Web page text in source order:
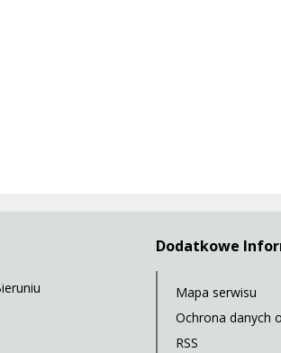
Dodatkowe
Mapa serwisu
Ochrona danych
RSS